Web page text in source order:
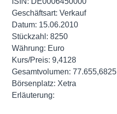
Geschäftsart: Verkauf
Datum: 15.06.2010
Stückzahl: 8250
Währung: Euro
Kurs/Preis: 9,4128
Gesamtvolumen: 77.655,6825
Börsenplatz: Xetra
Erläuterung: